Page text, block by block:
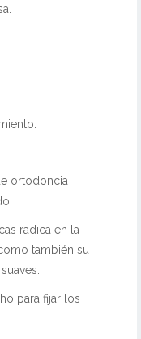
ortodoncia
radica en la
también su
para fijar los